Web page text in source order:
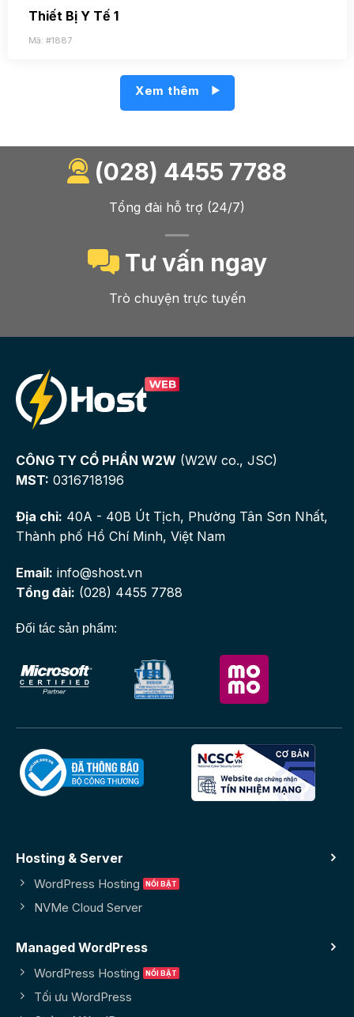
Thiết Bị Y Tế 1
Mã: #1887
Xem thêm
(028) 4455 7788
Tổng đài hỗ trợ (24/7)
Tư vấn ngay
Trò chuyện trực tuyến
CÔNG TY CỔ PHẦN W2W (W2W co., JSC)
MST: 0316718196
Địa chỉ: 40A - 40B Út Tịch, Phường Tân Sơn Nhất,
Thành phố Hồ Chí Minh, Việt Nam
Email: info@shost.vn
Tổng đài: (028) 4455 7788
Đối tác sản phẩm:
Hosting & Server
WordPress Hosting
NVMe Cloud Server
Managed WordPress
WordPress Hosting
Tối ưu WordPress